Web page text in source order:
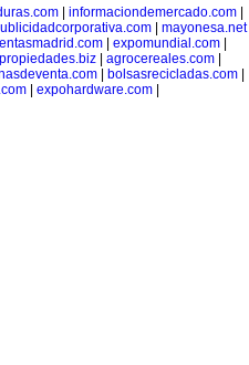
| informaciondemercado.com|
| mayonesa.net|
expomundial.com
propiedades.biz| agrocereales.com|
| bolsasrecicladas.com|
expohardware.com